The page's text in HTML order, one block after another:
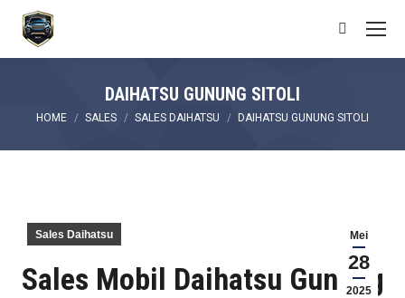
Search:
DAIHATSU GUNUNG SITOLI
You are here:
HOME SALES SALES DAIHATSU DAIHATSU GUNUNG SITOLI
Mei
28
2025
Sales Daihatsu
Sales Mobil Daihatsu Gunung